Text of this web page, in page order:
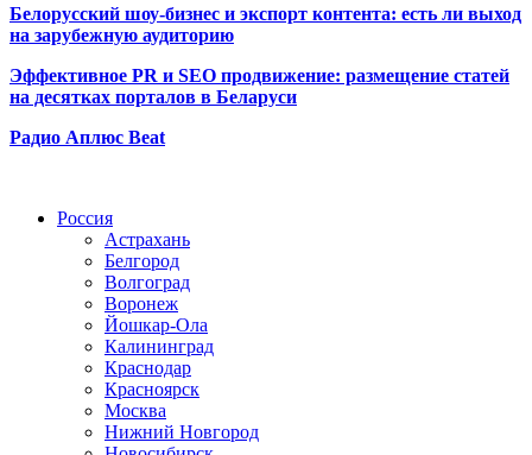
Белорусский шоу-бизнес и экспорт контента: есть ли выход
на зарубежную аудиторию
Эффективное PR и SEO продвижение: размещение статей
на десятках порталов в Беларуси
Радио Аплюс Beat
Россия
Астрахань
Белгород
Волгоград
Воронеж
Йошкар-Ола
Калининград
Краснодар
Красноярск
Москва
Нижний Новгород